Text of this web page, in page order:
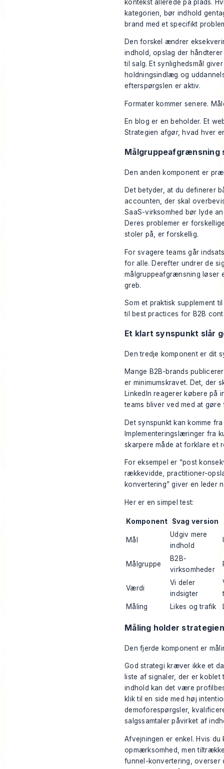
kontekst allerede på plads.
kategorien, bør indhold
brand med et specifikt
Den forskel ændrer
indhold, opslag der
til salg. Et synlighedsmål
holdningsindlæg og
efterspørgslen er aktiv.
Formater kommer senere.
En blog er en beholder. Et
Strategien afgør, hvad hver
Den anden komponent er
Det betyder, at du definerer
accounten, der skal
SaaS-virksomhed bør lyde
Deres problemer er
stoler på, er forskellig.
For svagere teams går
for alle. Derefter undrer de
målgruppeafgrænsning løser
greb.
Som et praktisk supplement
til
best practices for B2B
Et klart synspunkt slår
Den tredje komponent er dit
Mange B2B-brands
er minimumskravet. Det, der
LinkedIn reagerer købere på
teams bliver ved med at
Det synspunkt kan komme
Implementeringslæringer fra
skarpere måde at forklare et
For eksempel er “post
rækkevidde, practitioner-
konvertering” giver en leder
Her er en simpel test:
Komponent Svag version
Mål
Udgiv mere
indhold
Målgruppe
B2B-
virksomheder
Værdi
Vi deler
indsigter
Måling
Likes og trafik
Måling holder
Den fjerde komponent er
God strategi kræver ikke et
liste af signaler, der er
indhold kan det være
klik til en side med høj
demoforespørgsler,
salgssamtaler påvirket af
Afvejningen er enkel. Hvis
opmærksomhed, men
funnel-konvertering, overser